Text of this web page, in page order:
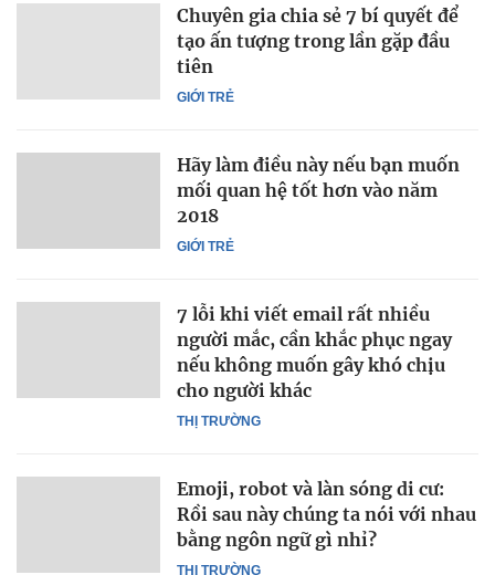
GIỚI TRẺ
Chuyên gia chia sẻ 7 bí quyết để
tạo ấn tượng trong lần gặp đầu
tiên
GIỚI TRẺ
Hãy làm điều này nếu bạn muốn
mối quan hệ tốt hơn vào năm
2018
THỊ TRƯỜNG
7 lỗi khi viết email rất nhiều
người mắc, cần khắc phục ngay
nếu không muốn gây khó chịu
cho người khác
THỊ TRƯỜNG
Emoji, robot và làn sóng di cư:
Rồi sau này chúng ta nói với nhau
bằng ngôn ngữ gì nhỉ?